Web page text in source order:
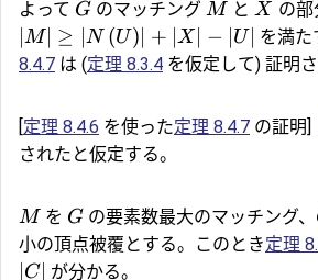
よって G のマッチング M とX の
M ≥ N (U ) + X − U を満た
8.4.7 は (定理 8.3.4 を仮定して) 証明
定理 8.4.6 を使った定理 8.4.7 の証明]
されたと仮定する。
M を G の要素数最大のマッチング、
小の頂点被覆とする。このとき定理
C が分かる。